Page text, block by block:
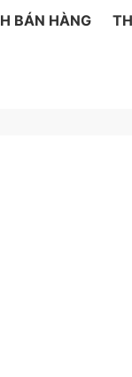
BÁN HÀNG